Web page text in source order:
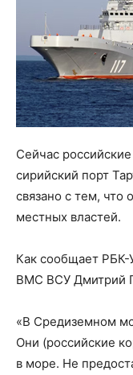
Сейчас
сирийский порт
связано с тем, что
местных властей.
Как сообщает РБК-
ВМС ВСУ Дмитрий
«В Средиземном
Они (российские
в море. Не